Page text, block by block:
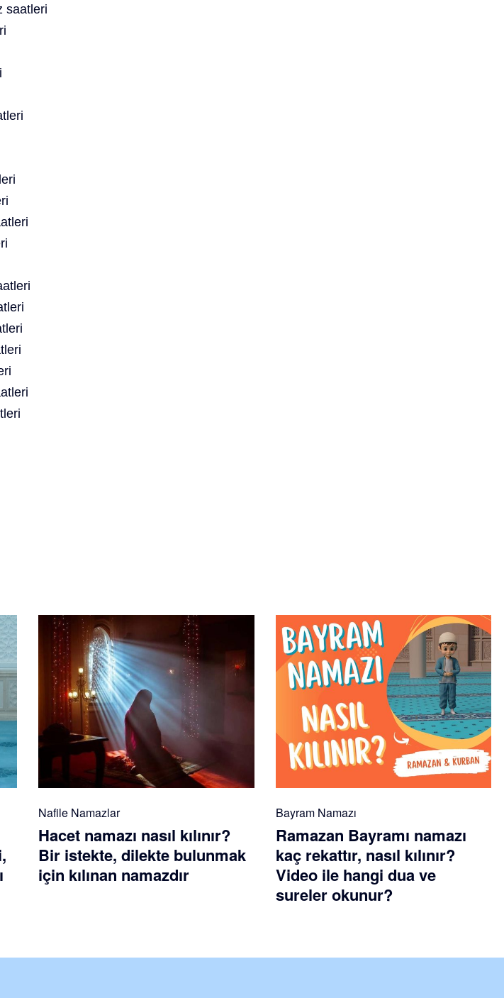
saatleri
Nafile Namazlar
Hacet namazı nasıl kılınır?
Bir istekte, dilekte bulunmak
için kılınan namazdır
Bayram Namazı
Ramazan Bayramı namazı
kaç rekattır, nasıl kılınır?
Video ile hangi dua ve
sureler okunur?